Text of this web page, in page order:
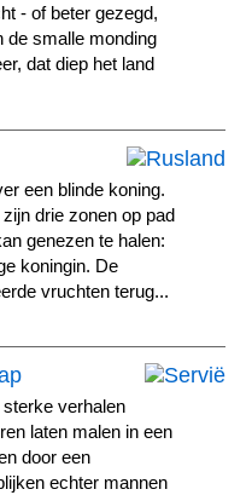
- of beter gezegd,
de smalle monding
dat diep het land
een blinde koning.
drie zonen op pad
genezen te halen:
koningin. De
vruchten terug...
verhalen
laten malen in een
door een
echter mannen